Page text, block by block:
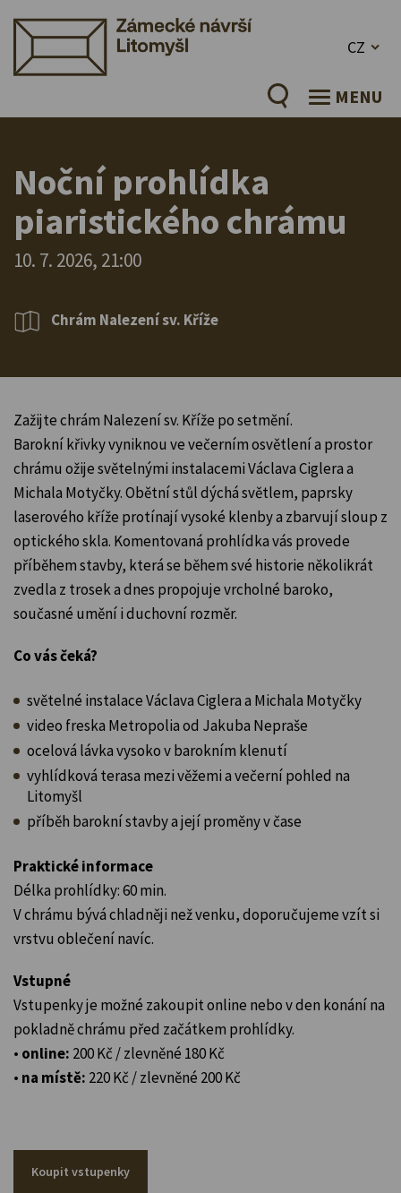
CZ
MENU
Noční prohlídka
piaristického chrámu
10. 7. 2026, 21:00
Chrám Nalezení sv. Kříže
Zažijte chrám Nalezení sv. Kříže po setmění.
Barokní křivky vyniknou ve večerním osvětlení a prostor
chrámu ožije světelnými instalacemi Václava Ciglera a
Michala Motyčky. Obětní stůl dýchá světlem, paprsky
laserového kříže protínají vysoké klenby a zbarvují sloup z
optického skla. Komentovaná prohlídka vás provede
příběhem stavby, která se během své historie několikrát
zvedla z trosek a dnes propojuje vrcholné baroko,
současné umění i duchovní rozměr.
Co vás čeká?
světelné instalace Václava Ciglera a Michala Motyčky
video freska Metropolia od Jakuba Nepraše
ocelová lávka vysoko v barokním klenutí
vyhlídková terasa mezi věžemi a večerní pohled na
Litomyšl
příběh barokní stavby a její proměny v čase
Praktické informace
Délka prohlídky: 60 min.
V chrámu bývá chladněji než venku, doporučujeme vzít si
vrstvu oblečení navíc.
Vstupné
Vstupenky je možné zakoupit online nebo v den konání na
pokladně chrámu před začátkem prohlídky.
• online: 200 Kč / zlevněné 180 Kč
• na místě: 220 Kč / zlevněné 200 Kč
Koupit vstupenky